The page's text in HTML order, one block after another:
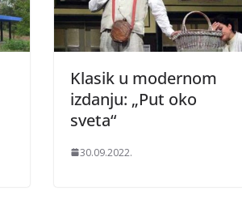
Klasik u modernom
izdanju: „Put oko
sveta“
30.09.2022.